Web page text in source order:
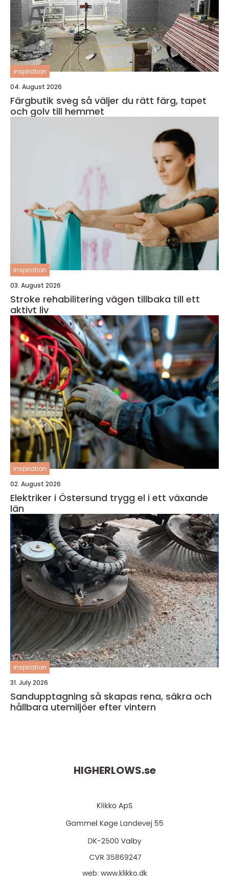
inspiration
04. August 2026
Färgbutik sveg så väljer du rätt färg, tapet
och golv till hemmet
inspiration
03. August 2026
Stroke rehabilitering vägen tillbaka till ett
aktivt liv
inspiration
02. August 2026
Elektriker i Östersund trygg el i ett växande
län
inspiration
31. July 2026
Sandupptagning så skapas rena, säkra och
hållbara utemiljöer efter vintern
HIGHERLOWS.se
web: www.klikko.dk